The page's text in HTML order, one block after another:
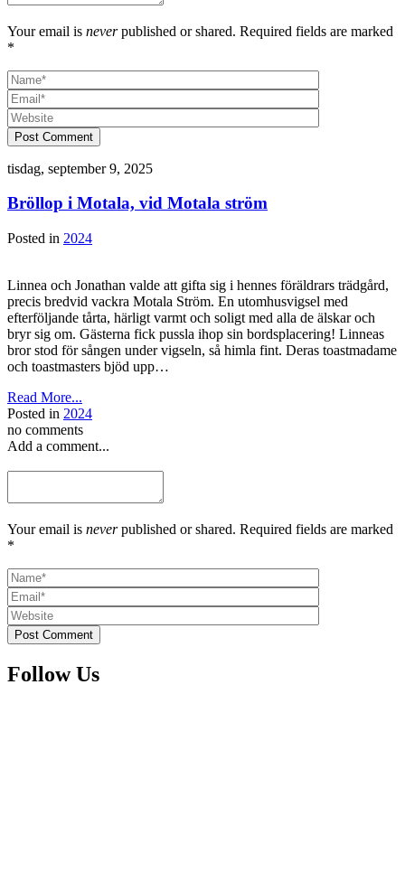
Your email is neverpublished or shared. Required fields are marked
*
Post Comment
tisdag, september 9, 2025
Bröllop i Motala, vid Motala ström
Posted in 2024
Linnea och Jonathan valde att gifta sig i hennes föräldrars trädgård,
precis bredvid vackra Motala Ström. En utomhusvigsel med
efterföljande tårta, härligt varmt och soligt med alla de älskar och
bryr sig om. Gästerna fick pussla ihop sin bordsplacering! Linneas
bror stod för sången under vigseln, så himla fint. Deras toastmadame
och toastmasters bjöd upp…
Read More...
Posted in 2024
no comments
Add a comment...
Your email is neverpublished or shared. Required fields are marked
*
Post Comment
Follow Us